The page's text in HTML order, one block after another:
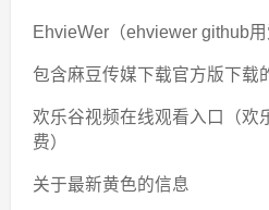
EhvieWer（ehviewer github用
包含麻豆传媒下载官方版下载
欢乐谷视频在线观看入口（欢
费）
关于最新黄色的信息